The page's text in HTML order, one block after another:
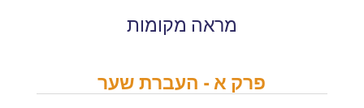
מראה מקומות
פרק א - העברת שער